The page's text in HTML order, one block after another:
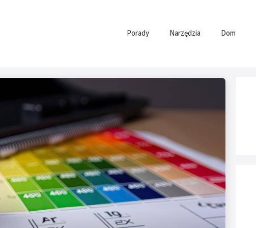
Porady Narzędzia Dom